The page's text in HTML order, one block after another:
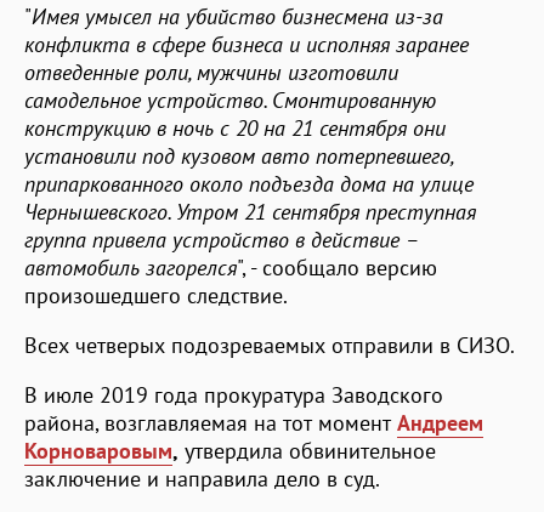
"Имея умысел на убийство бизнесмена из-за
конфликта в сфере бизнеса и исполняя заранее
отведенные роли, мужчины изготовили
самодельное устройство. Смонтированную
конструкцию в ночь с 20 на 21 сентября они
установили под кузовом авто потерпевшего,
припаркованного около подъезда дома на улице
Чернышевского. Утром 21 сентября преступная
группа привела устройство в действие –
автомобиль загорелся", - сообщало версию
произошедшего следствие.
Всех четверых подозреваемых отправили в СИЗО.
В июле 2019 года прокуратура Заводского
района, возглавляемая на тот моментАндреем
Корноваровым, утвердила обвинительное
заключение и направила дело в суд.